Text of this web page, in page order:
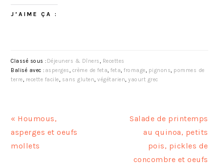
J’AIME ÇA :
Classé sous : Déjeuners & Dîners, Recettes
Balisé avec : asperges, crème de feta,feta,fromage, pignons, pommes de
terre, recette facile, sans gluten,végétarien,yaourt grec
A
r
t
« Houmous,
asperges et oeufs
mollets
A
Salade de printemps
au quinoa, petits
pois, pickles de
concombre et oeufs